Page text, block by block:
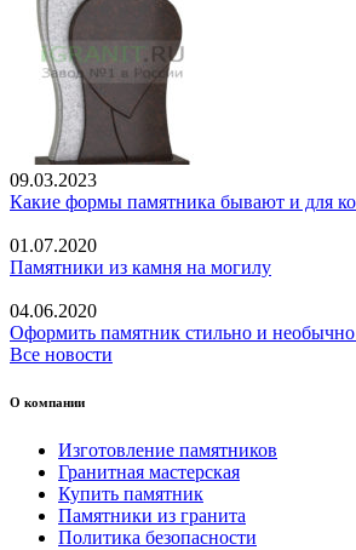
09.03.2023
Какие формы памятника бывают и для
01.07.2020
Памятники из камня на могилу
04.06.2020
Оформить памятник стильно и
Все новости
О компании
Изготовление памятников
Гранитная мастерская
Купить памятник
Памятники из гранита
Политика безопасности